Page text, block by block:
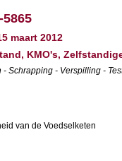
maart 2012
KMO's,
Schrapping - Verspilling -
van de Voedselketen